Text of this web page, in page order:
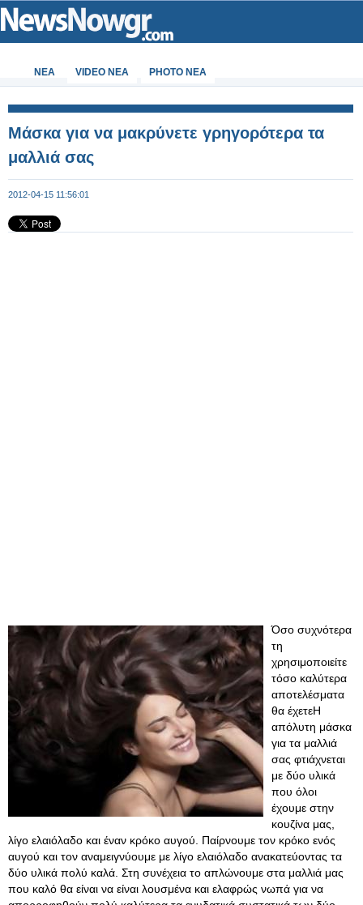
ΝΕΑ VIDEO NEA PHOTO NEA
Μάσκα για να μακρύνετε γρηγορότερα τα
μαλλιά σας
2012-04-15 11:56:01
Όσο συχνότερα
τη
χρησιμοποιείτε
τόσο καλύτερα
αποτελέσματα
θα έχετεΗ
απόλυτη μάσκα
για τα μαλλιά
σας φτιάχνεται
με δύο υλικά
που όλοι
έχουμε στην
κουζίνα μας,
λίγο ελαιόλαδο και έναν κρόκο αυγού. Παίρνουμε τον κρόκο ενός
αυγού και τον αναμειγνύουμε με λίγο ελαιόλαδο ανακατεύοντας τα
δύο υλικά πολύ καλά. Στη συνέχεια το απλώνουμε στα μαλλιά μας
που καλό θα είναι να είναι λουσμένα και ελαφρώς νωπά για να